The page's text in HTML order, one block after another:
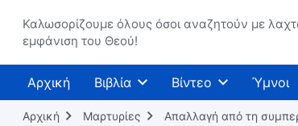
Καλωσορίζουμε όλους όσοι αναζητούν με
εμφάνιση του Θεού!
Αρχική Βιβλία Βίντεο Ύμνοι
Αρχική Μαρτυρίες Απαλλαγή από τη